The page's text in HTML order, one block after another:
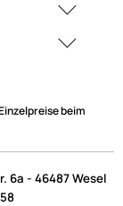
beim
6a - 46487 Wesel